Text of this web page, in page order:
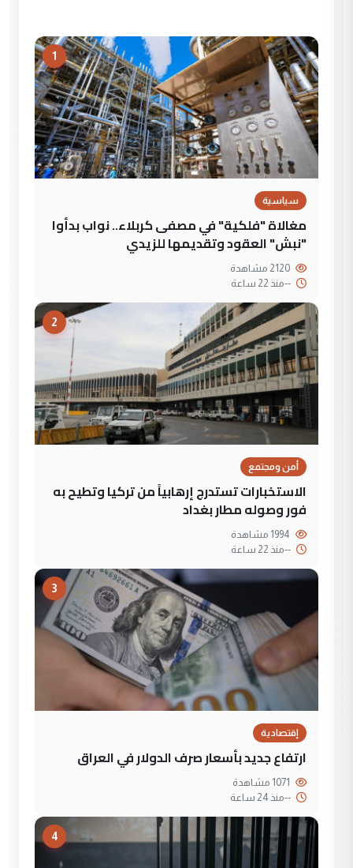
1
سياسية
مغالاة "فلكية" في مصفى كربلاء.. نواب بدأوا
"نبش" العقود وتقديمها للزيدي
--منذ 22 ساعة
2
أمن ومجتمع
الاستخبارات تستدرج إرهابياً من تركيا وتطيح به
فور وصوله مطار بغداد
--منذ 22 ساعة
3
إقتصادية
ارتفاع جديد بأسعار صرف الدولار في العراق
--منذ 24 ساعة
4